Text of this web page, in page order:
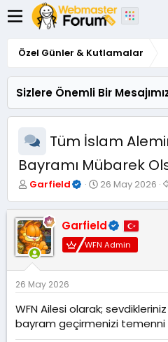
Özel Günler & Kutlamalar
Sizlere Önemli Bir
Tüm İslam
Bayramı Mübarek
K
u
y
u
B
ş
l
a
t
a
Garfield
B
l
a
n
ı
t
a
r
26 May 2026
Garfield
WFN Admin
26 May 2026
WFN Ailesi olarak;
bayram geçirmenizi temenni